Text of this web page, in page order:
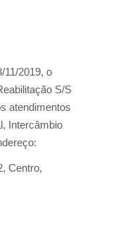
11/2019, o
S/S
atendimentos
Intercâmbio
Centro,